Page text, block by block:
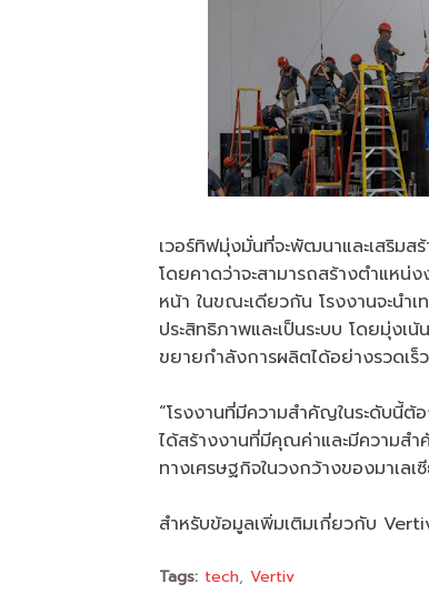
เวอร์ทิฟมุ่งมั่นที่จะพัฒนาและเสริมส
โดยคาดว่าจะสามารถสร้างตำแหน่
หน้า ในขณะเดียวกัน โรงงานจะนำ
ประสิทธิภาพและเป็นระบบ โดยมุ่งเ
ขยายกำลังการผลิตได้อย่างรวดเ
“โรงงานที่มีความสำคัญในระดับนี้ต้
ได้สร้างงานที่มีคุณค่าและมีความสำ
ทางเศรษฐกิจในวงกว้างของมาเลเ
สำหรับข้อมูลเพิ่มเติมเกี่ยวกับ
Tags: tech Vertiv